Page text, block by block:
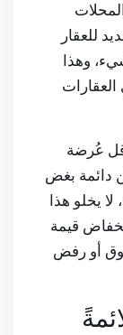
للعقار
وهذا
عُرضة
دائمة بغض
يخلو هذا
قيمة
أو رفض